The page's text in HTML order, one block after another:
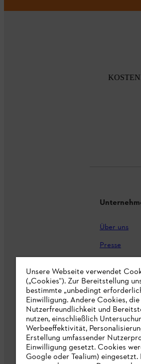
Über uns
Presse
STIHL
STIHL
Unsere Webseite verwendet
(„Cookies“). Zur Bereitstellung
bestimmte „unbedingt
Einwilligung. Andere Cookies,
Nutzerfreundlichkeit und
nutzen, einschließlich
Werbeeffektivität,
Erstellung umfassender
Einwilligung gesetzt. Cookies
Google oder Tealium)